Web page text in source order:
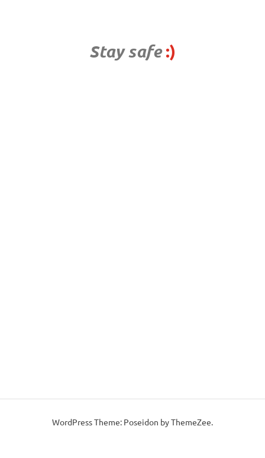
Stay safe :)
WordPress Theme: Poseidon by ThemeZee.